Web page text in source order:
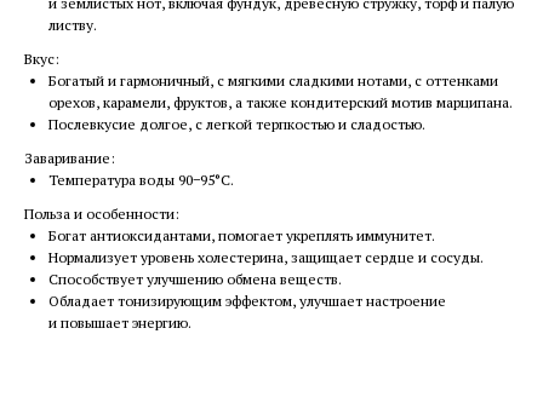
листву.
Вкус:
Богатый и гармоничный, с мягкими сладкими нотами, с оттенками
орехов, карамели, фруктов, а также кондитерский мотив марципана.
Послевкусие долгое, с легкой терпкостью и сладостью.
Заваривание:
Температура воды 90−95°C.
Польза и особенности:
Богат антиоксидантами, помогает укреплять иммунитет.
Нормализует уровень холестерина, защищает сердце и сосуды.
Способствует улучшению обмена веществ.
Обладает тонизирующим эффектом, улучшает настроение
и повышает энергию.